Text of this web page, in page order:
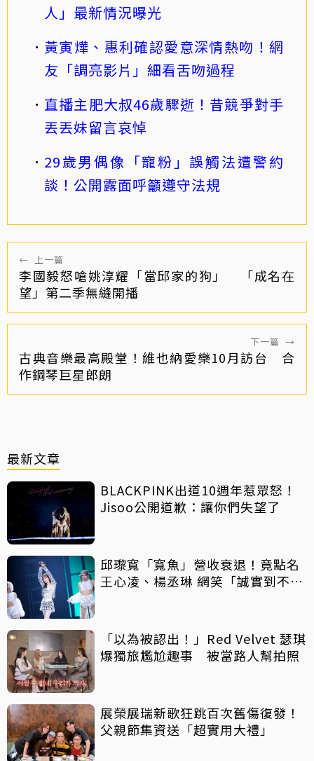
人」最新情況曝光
黃寅燁、惠利確認愛意深情熱吻！網
友「調亮影片」細看舌吻過程
直播主肥大叔46歲驟逝！昔競爭對手
丟丟妹留言哀悼
29歲男偶像「寵粉」誤觸法遭警約
談！公開露面呼籲遵守法規
← 上一篇
李國毅怒嗆姚淳耀「當邱家的狗」 「成名在
望」第二季無縫開播
下一篇 →
古典音樂最高殿堂！維也納愛樂10月訪台 合
作鋼琴巨星郎朗
最新文章
BLACKPINK出道10週年惹眾怒！
Jisoo公開道歉：讓你們失望了
邱瓈寬「寬魚」營收衰退！竟點名
王心凌、楊丞琳 網笑「誠實到不
「以為被認出！」Red Velvet 瑟琪
爆獨旅尷尬趣事 被當路人幫拍照
展榮展瑞新歌狂跳百次舊傷復發！
父親節集資送「超實用大禮」